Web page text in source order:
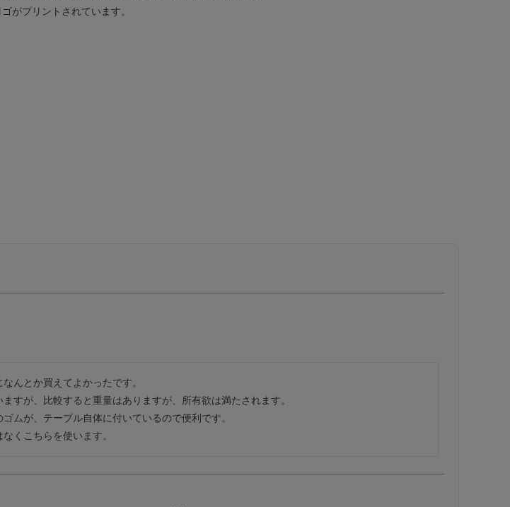
がプリントされています。
んとか買えてよかったです。
すが、比較すると重量はありますが、所有欲は満たされます。
ムが、テーブル自体に付いているので便利です。
くこちらを使います。